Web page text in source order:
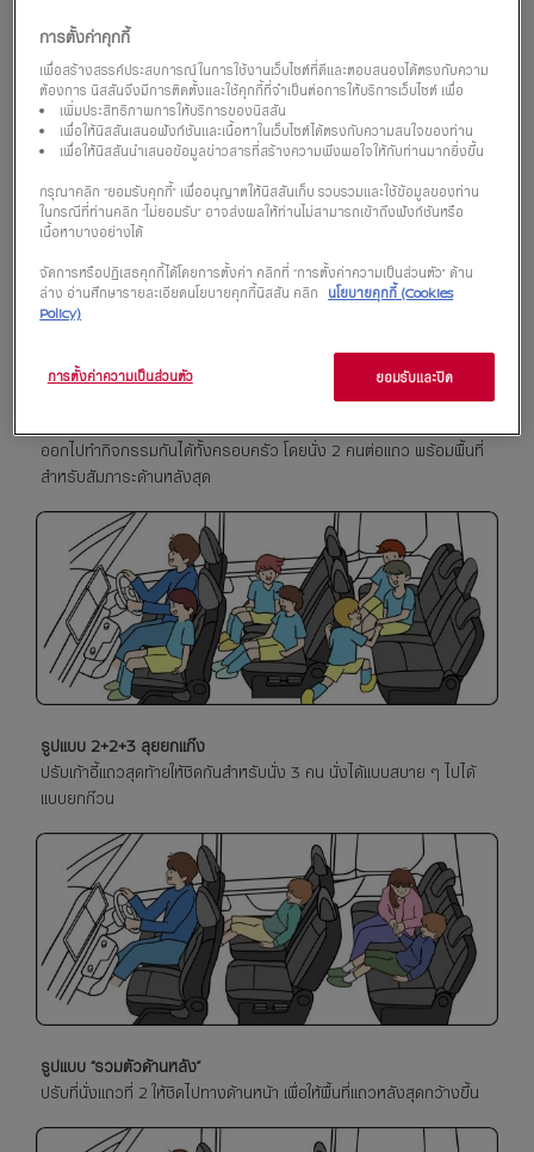
รูปแบบที่นั่งแบบครอบครัว
ออกไปทำกิจกรรมกันได้ทั้งครอบครัว โดยนั่ง 2 คนต่อแถว พร้อมพื้นที่
สำหรับสัมภาระด้านหลังสุด​
รูปแบบ 2+2+3 ลุยยกแก๊ง
ปรับเก้าอี้แถวสุดท้ายให้ชิดกันสำหรับนั่ง 3 คน นั่งได้แบบสบาย ๆ ไปได้
แบบยกก๊วน​
รูปแบบ “รวมตัวด้านหลัง”
ปรับที่นั่งแถวที่ 2 ให้ชิดไปทางด้านหน้า เพื่อให้พื้นที่แถวหลังสุดกว้างขึ้น
การตั้งค่าคุกกี้
เพื่อสร้างสรรค์ประสบการณ์ในการใช้งานเว็บไซต์ที่ดีและตอบสนองได้ตรงกับความ
ต้องการ นิสสันจึงมีการติดตั้งและใช้คุกกี้ที่จำเป็นต่อการให้บริการเว็บไซต์ เพื่อ
เพิ่มประสิทธิภาพการให้บริการของนิสสัน
เพื่อให้นิสสันเสนอฟังก์ชันและเนื้อหาในเว็บไซต์ได้ตรงกับความสนใจของท่าน
เพื่อให้นิสสันนำเสนอข้อมูลข่าวสารที่สร้างความพึงพอใจให้กับท่านมากยิ่งขึ้น
กรุณาคลิก “ยอมรับคุกกี้” เพื่ออนุญาตให้นิสสันเก็บ รวบรวมและใช้ข้อมูลของท่าน
ในกรณีที่ท่านคลิก “ไม่ยอมรับ” อาจส่งผลให้ท่านไม่สามารถเข้าถึงฟังก์ชันหรือ
เนื้อหาบางอย่างได้
จัดการหรือปฏิเสธคุกกี้ได้โดยการตั้งค่า คลิกที่ “การตั้งค่าความเป็นส่วนตัว” ด้าน
ล่าง อ่านศึกษารายละเอียดนโยบายคุกกี้นิสสัน คลิก
นโยบายคุกกี้ (Cookies
Policy)
ยอมรับและปิด
การตั้งค่าความเป็นส่วนตัว